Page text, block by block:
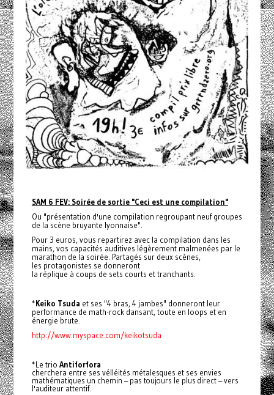
SAM 6 FEV: Soirée de sortie "Ceci est une compilation"
Ou "présentation d'une compilation regroupant neuf groupes
de la scène bruyante lyonnaise".
Pour 3 euros, vous repartirez avec la compilation dans les
mains, vos capacités auditives légèrement malmenées par le
marathon de la soirée. Partagés sur deux scènes,
les protagonistes se donneront
la réplique à coups de sets courts et tranchants.
*Keiko Tsuda et ses "4 bras, 4 jambes" donneront leur
performance de math-rock dansant, toute en loops et en
énergie brute.
http://www.myspace.com/keikotsuda
*Le trio Antiforfora
cherchera entre ses vélléités métalesques et ses envies
mathématiques un chemin – pas toujours le plus direct – vers
l'auditeur attentif.